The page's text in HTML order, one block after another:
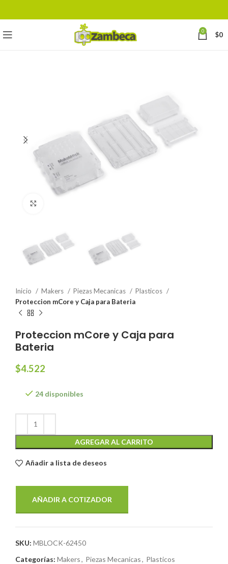
0 $0
Inicio Makers Piezas Mecanicas
Plasticos
Proteccion mCore y Caja para Bateria
Proteccion mCore y Caja para
Bateria
$4.522
24 disponibles
AGREGAR AL CARRITO
Añadir a lista de deseos
AÑADIR A COTIZADOR
SKU: MBLOCK-62450
Categorías: Makers, Piezas Mecanicas, Plasticos